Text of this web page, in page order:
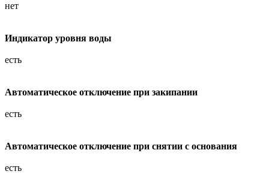
нет
Индикатор уровня воды
есть
Автоматическое отключение при закипании
есть
Автоматическое отключение при снятии с основания
есть